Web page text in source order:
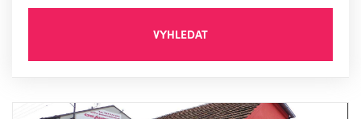
VYHLEDAT